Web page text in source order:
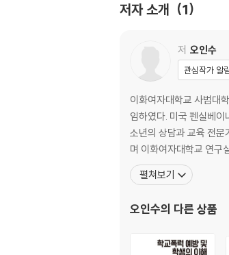
1) 학교폭력의 실태
제2장 학교폭력의 맥락, 역
1. 학교폭력의 맥락: 생태체
1) 개인내적 요인
2) 미시체계
3) 중간체계
4) 외체계
5) 거시체계
1) 가해학생과 피해학생의
3. 학교폭력의 유형
저자 소개 1
저 오인수
관심작가 알
이화여자대학교 사범
임하였다. 미국 펜실베
소년의 상담과 교육 전문
며 이화여자대학교 연
펼쳐보기
오인수의 다른 상품